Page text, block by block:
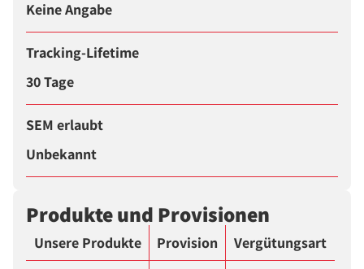
Keine Angabe
Tracking-Lifetime
30 Tage
SEM erlaubt
Unbekannt
Produkte und Provisionen
Unsere Produkte Provision Vergütungsart